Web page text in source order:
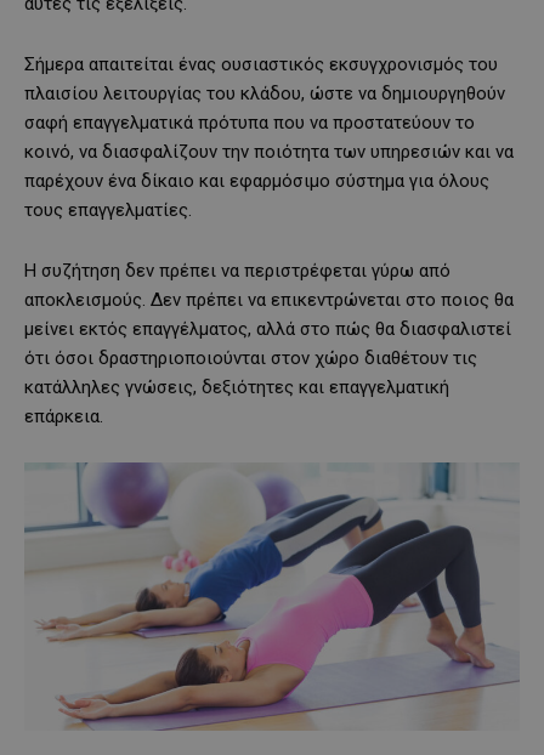
Σήμερα απαιτείται ένας ουσιαστικός εκσυγχρονισμός του
πλαισίου λειτουργίας του κλάδου, ώστε να δημιουργηθούν
σαφή επαγγελματικά πρότυπα που να προστατεύουν το
κοινό, να διασφαλίζουν την ποιότητα των υπηρεσιών και να
παρέχουν ένα δίκαιο και εφαρμόσιμο σύστημα για όλους
τους επαγγελματίες.
Η συζήτηση δεν πρέπει να περιστρέφεται γύρω από
αποκλεισμούς. Δεν πρέπει να επικεντρώνεται στο ποιος θα
μείνει εκτός επαγγέλματος, αλλά στο πώς θα διασφαλιστεί
ότι όσοι δραστηριοποιούνται στον χώρο διαθέτουν τις
κατάλληλες γνώσεις, δεξιότητες και επαγγελματική
επάρκεια.